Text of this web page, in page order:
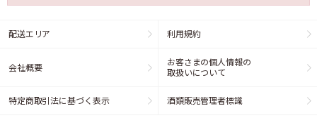
配送エリア 利用規約
会社概要
お客さまの個人情報の
取扱いについて
特定商取引法に基づく表示 酒類販売管理者標識